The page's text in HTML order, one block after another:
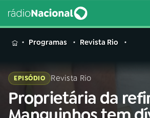
MENU
Buscar
na
Programas Revista Rio
EPISÓDIO Revista Rio
Proprietária da